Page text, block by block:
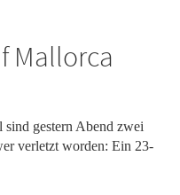
Mallorca
gestern Abend zwei
verletzt worden: Ein 23-